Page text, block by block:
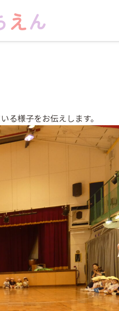
る様子をお伝えします。